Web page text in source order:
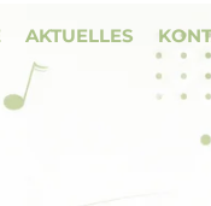
AKTUELLES